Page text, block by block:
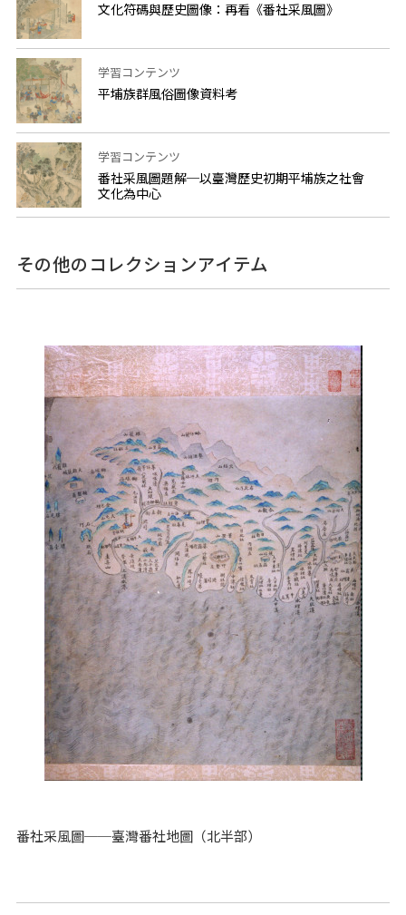
文化符碼與歷史圖像：再看《番社采風圖》
学習コンテンツ
平埔族群風俗圖像資料考
学習コンテンツ
番社采風圖題解─以臺灣歷史初期平埔族之社會
文化為中心
その他のコレクションアイテム
番社采風圖──臺灣番社地圖（北半部）